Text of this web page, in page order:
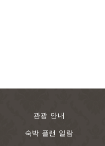
관광 안내
숙박 플랜 일람